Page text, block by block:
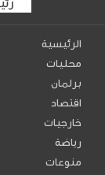
الرئيسية
محليات
برلمان
اقتصاد
خارجيات
رياضة
منوعات